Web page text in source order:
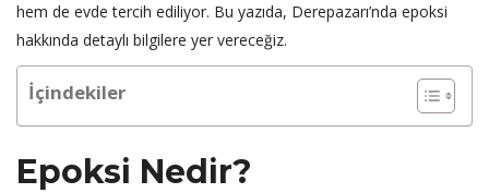
hem de evde tercih ediliyor. Bu yazıda, Derepazarı’nda epoksi
hakkında detaylı bilgilere yer vereceğiz.
İçindekiler
Epoksi Nedir?